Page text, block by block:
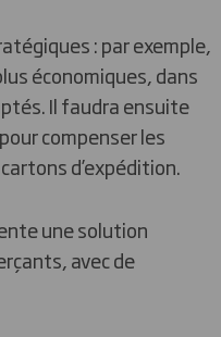
: par exemple,
économiques, dans
Il faudra ensuite
pour compenser les
d’expédition.
une solution
avec de